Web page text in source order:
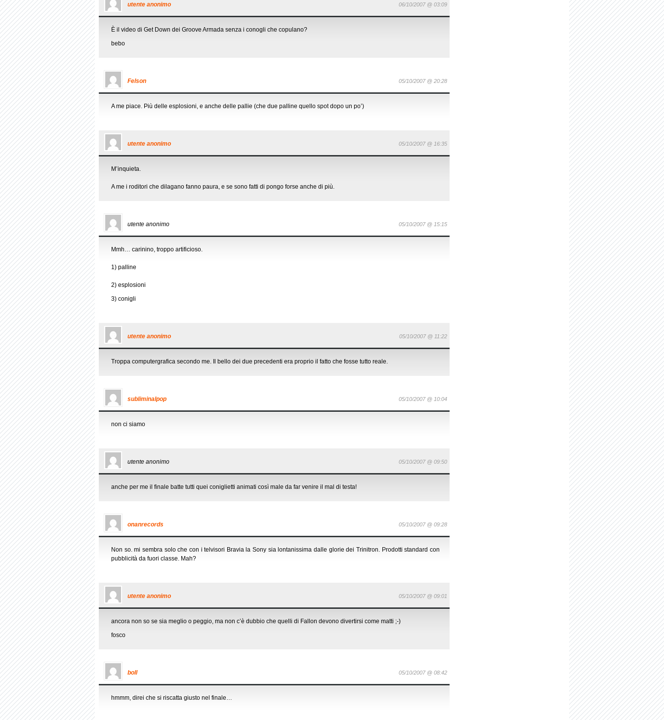
utente anonimo 06/10/2007 @ 03:09
È il video di Get Down dei Groove Armada senza i conogli che copulano?
bebo
Felson 05/10/2007 @ 20:28
A me piace. Più delle esplosioni, e anche delle pallie (che due palline quello spot dopo un po’)
utente anonimo 05/10/2007 @ 16:35
M’inquieta.
A me i roditori che dilagano fanno paura, e se sono fatti di pongo forse anche di più.
utente anonimo 05/10/2007 @ 15:15
Mmh… carinino, troppo artificioso.
1) palline
2) esplosioni
3) conigli
utente anonimo 05/10/2007 @ 11:22
Troppa computergrafica secondo me. Il bello dei due precedenti era proprio il fatto che fosse tutto reale.
subliminalpop 05/10/2007 @ 10:04
non ci siamo
utente anonimo 05/10/2007 @ 09:50
anche per me il finale batte tutti quei coniglietti animati così male da far venire il mal di testa!
onanrecords 05/10/2007 @ 09:28
Non so. mi sembra solo che con i telvisori Bravia la Sony sia lontanissima dalle glorie dei Trinitron. Prodotti standard con
pubblicità da fuori classe. Mah?
utente anonimo 05/10/2007 @ 09:01
ancora non so se sia meglio o peggio, ma non c’è dubbio che quelli di Fallon devono divertirsi come matti ;-)
fosco
boll 05/10/2007 @ 08:42
hmmm, direi che si riscatta giusto nel finale…